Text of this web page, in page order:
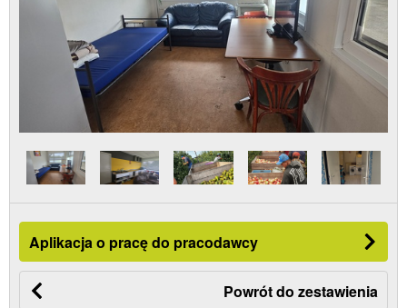
Powrót do zestawienia
Aplikacja o pracę do pracodawcy